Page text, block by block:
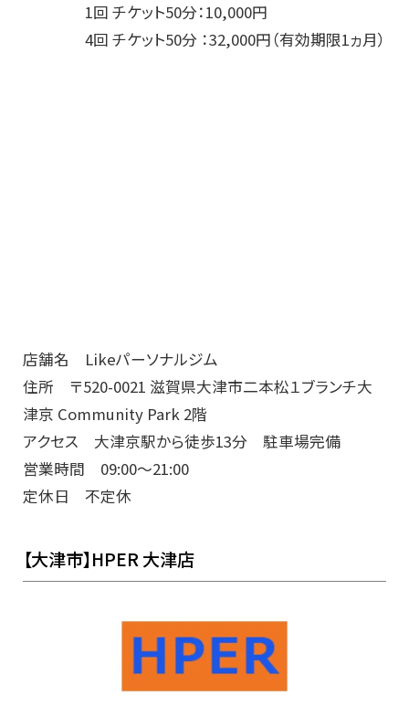
1回 チケット50分：10,000円
4回 チケット50分 ：32,000円（有効期限1ヵ月）
店舗名 Likeパーソナルジム
住所 〒520-0021 滋賀県大津市二本松１ブランチ大
津京 Community Park 2階
アクセス 大津京駅から徒歩13分 駐車場完備
営業時間 09:00～21:00
定休日 不定休
【大津市】HPER 大津店